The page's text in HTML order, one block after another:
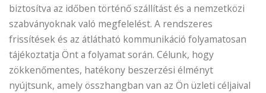
biztosítva az időben történő szállítást és a nemzetközi
szabványoknak való megfelelést. A rendszeres
frissítések és az átlátható kommunikáció folyamatosan
tájékoztatja Önt a folyamat során. Célunk, hogy
zökkenőmentes, hatékony beszerzési élményt
nyújtsunk, amely összhangban van az Ön üzleti céljaival